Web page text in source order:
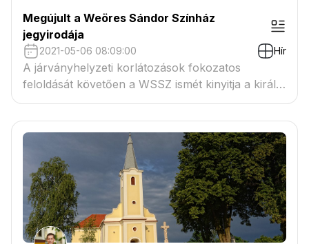
Megújult a Weöres Sándor Színház
jegyirodája
2021-05-06 08:09:00 Hír
A járványhelyzeti korlátozások fokozatos
feloldását követően a WSSZ ismét kinyitja a király
utcai jegyirodát. Az elmúlt hónapokban
megtörtént az iroda teljeskörű belső átalakítása.